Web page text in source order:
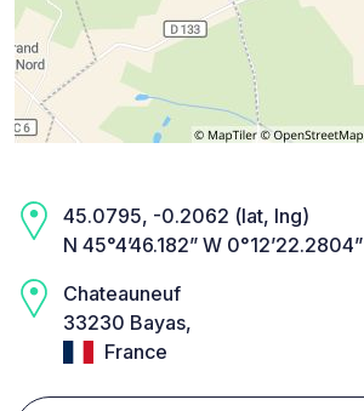
45.0795, -0.2062 (lat, lng)
N 45°4’46.182” W 0°12’22.2804”
Chateauneuf
33230 Bayas,
France